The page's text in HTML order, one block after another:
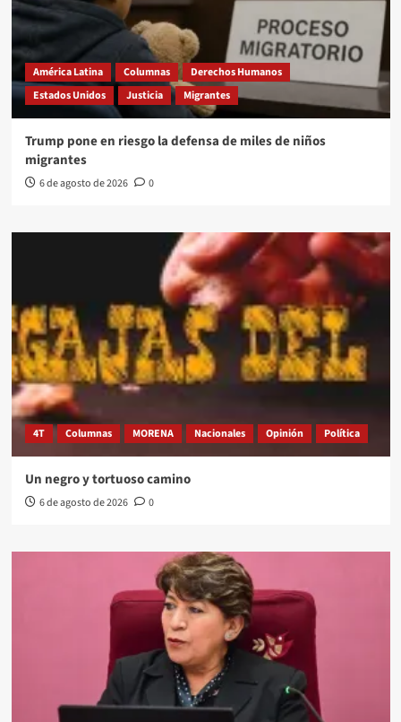
América Latina Columnas
Derechos Humanos
Estados Unidos
Justicia Migrantes
Trump pone en riesgo la defensa de miles de niños
migrantes
6 de agosto de 2026 0
4T Columnas MORENA Nacionales Opinión Política
Un negro y tortuoso camino
6 de agosto de 2026 0